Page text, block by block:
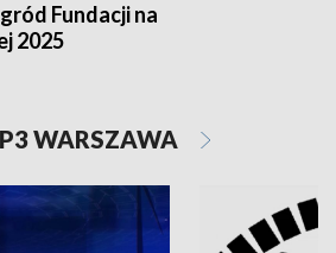
Fundacji na
2025
WARSZAWA